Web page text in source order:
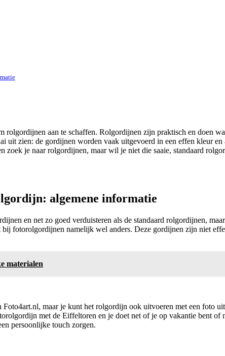
aan te schaffen. Rolgordijnen zijn praktisch en doen
zien: de gordijnen worden vaak uitgevoerd in een effen kleur
zoek je naar rolgordijnen, maar wil je niet die saaie, standaard
algemene informatie
en net zo goed verduisteren als de standaard rolgordijnen,
fotorolgordijnen namelijk wel anders. Deze gordijnen zijn niet
materialen
maar je kunt het rolgordijn ook uitvoeren met een foto
met de Eiffeltoren en je doet net of je op vakantie bent
persoonlijke touch zorgen.